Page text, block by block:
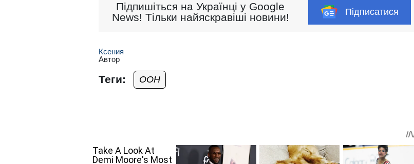
Підпишіться на Українці у Google
News! Тільки найяскравіші новини!
Підписатися
Ксения
Автор
Теги: ООН